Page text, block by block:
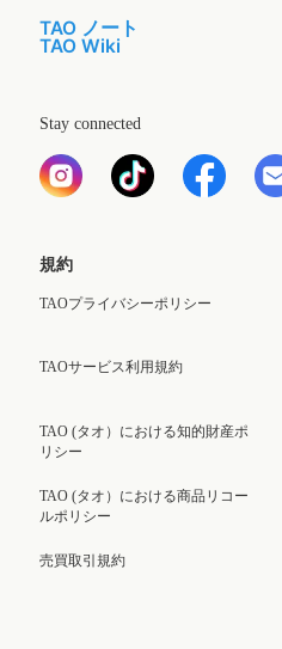
TAO ノート
TAO Wiki
Stay connected
規約
TAOプライバシーポリシー
TAOサービス利用規約
TAO (タオ）における知的財産ポ
リシー
TAO (タオ）における商品リコー
ルポリシー
売買取引規約